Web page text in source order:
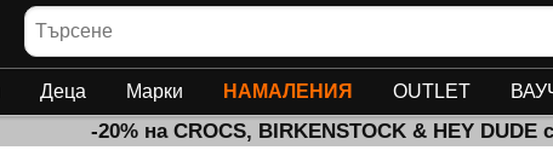
Търсене
Деца Марки НАМАЛЕНИЯ OUTLET
-20% на CROCS, BIRKENSTOCK & HEY DUDE